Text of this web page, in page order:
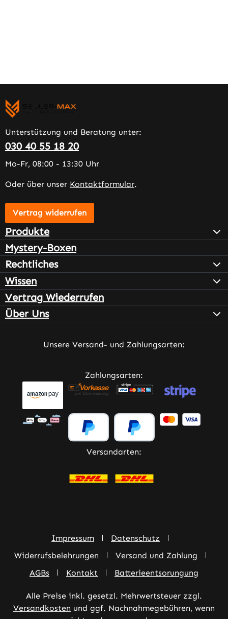
Unterstützung und Beratung unter:
030 40 55 18 20
Mo-Fr, 08:00 - 13:30 Uhr
Oder über unser Kontaktformular.
Vertrag widerrufen
Produkte
Mystery-Boxen
Rechtliches
Wissen
Vertrag Wiederrufen
Über Uns
Unsere Versand- und Zahlungsarten:
Zahlungsarten:
Versandarten:
Impressum
Datenschutz
Widerrufsbelehrungen
Versand und Zahlung
AGBs
Kontakt Batterieentsorungung
Alle Preise inkl. gesetzl. Mehrwertsteuer zzgl.
Versandkosten und ggf. Nachnahmegebühren, wenn